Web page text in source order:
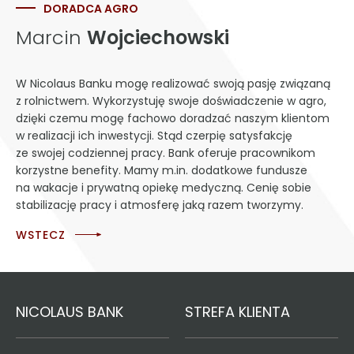
DORADCA AGRO
Marcin Wojciechowski
W Nicolaus Banku mogę realizować swoją pasję związaną
z rolnictwem. Wykorzystuję swoje doświadczenie w agro,
dzięki czemu mogę fachowo doradzać naszym klientom
w realizacji ich inwestycji. Stąd czerpię satysfakcję
ze swojej codziennej pracy. Bank oferuje pracownikom
korzystne benefity. Mamy m.in. dodatkowe fundusze
na wakacje i prywatną opiekę medyczną. Cenię sobie
stabilizację pracy i atmosferę jaką razem tworzymy.
WSTECZ
NICOLAUS BANK STREFA KLIENTA